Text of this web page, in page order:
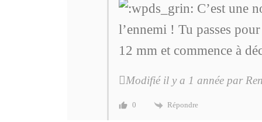
C’est une
l’ennemi ! Tu passes
12 mm et commence à
Modifié il y a 1 année par
0 Répondre